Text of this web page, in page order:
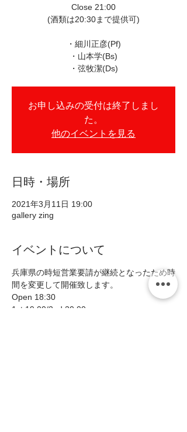
Close 21:00
(酒類は20:30まで提供可)
・細川正彦(Pf)
・山本学(Bs)
・弦牧潔(Ds)
お申し込みの受付は終了しまし
た。
他のイベントを見る
日時・場所
2021年3月11日 19:00
gallery zing
イベントについて
兵庫県の時短営業要請が継続となったため時
間を変更して開催致します。
Open 18:30
1st 19:00/2nd 20:00